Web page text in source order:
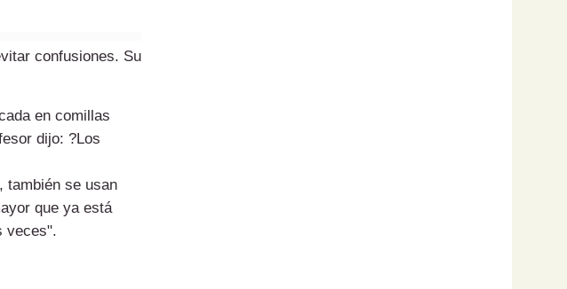
confusiones. Su
en comillas
dijo: ?Los
también se usan
que ya está
veces".